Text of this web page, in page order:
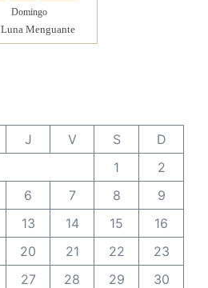
Domingo
Luna Menguante
J V S
D
1
2
6 7 8
9
13 14 15
16
20 21 22
23
27 28 29
30